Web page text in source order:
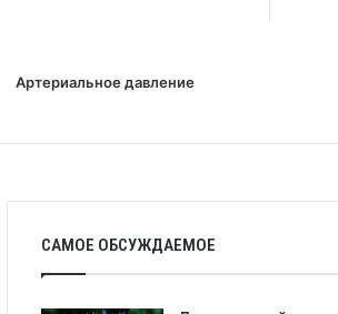
Артериальное давление
САМОЕ ОБСУЖДАЕМОЕ